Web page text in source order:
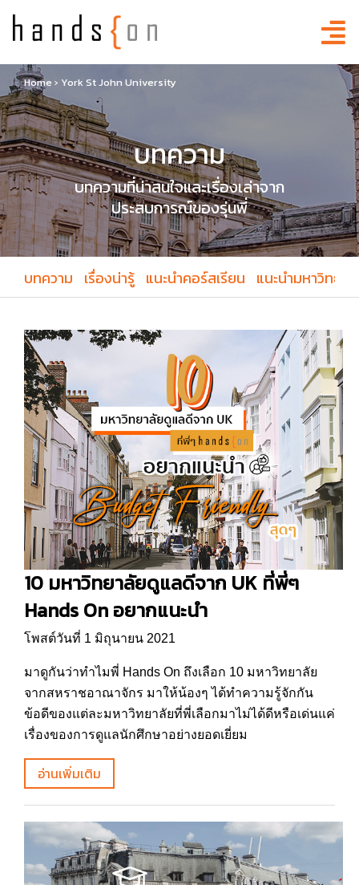
Home › York St John University
บทความ
บทความที่น่าสนใจและเรื่องเล่าจาก
ประสบการณ์ของรุ่นพี่
บทความ เรื่องน่ารู้ แนะนำคอร์สเรียน แนะนำมหาวิทยา
10 มหาวิทยาลัยดูแลดีจาก UK ที่พี่ๆ
Hands On อยากแนะนำ
โพสต์วันที่ 1 มิถุนายน 2021
มาดูกันว่าทำไมพี่ Hands On ถึงเลือก 10 มหาวิทยาลัย
จากสหราชอาณาจักร มาให้น้องๆ ได้ทำความรู้จักกัน
ข้อดีของแต่ละมหาวิทยาลัยที่พี่เลือกมาไม่ได้ดีหรือเด่นแค่
เรื่องของการดูแลนักศึกษาอย่างยอดเยี่ยม
อ่านเพิ่มเติม